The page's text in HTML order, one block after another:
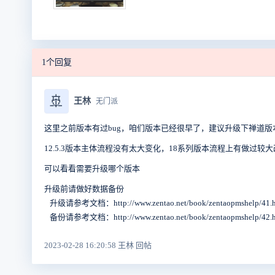
1个回复
🚢 王林 无门派
这里之前版本有过bug，咱们版本已经很早了，建议升级下禅道版
12.5.3版本主体流程没有太大变化，18系列版本流程上有做过较大
可以看看需要升级哪个版本
升级前请做好数据备份
升级请参考文档：http://www.zentao.net/book/zentaopmshelp/
备份请参考文档：http://www.zentao.net/book/zentaopmshelp/
2023-02-28 16:20:58 王林 回帖